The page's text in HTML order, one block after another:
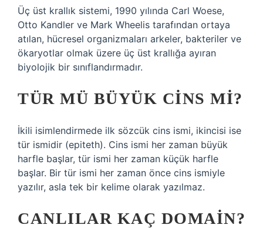
Üç üst krallık sistemi, 1990 yılında Carl Woese,
Otto Kandler ve Mark Wheelis tarafından ortaya
atılan, hücresel organizmaları arkeler, bakteriler ve
ökaryotlar olmak üzere üç üst krallığa ayıran
biyolojik bir sınıflandırmadır.
TÜR MÜ BÜYÜK CINS MI?
İkili isimlendirmede ilk sözcük cins ismi, ikincisi ise
tür ismidir (epiteth). Cins ismi her zaman büyük
harfle başlar, tür ismi her zaman küçük harfle
başlar. Bir tür ismi her zaman önce cins ismiyle
yazılır, asla tek bir kelime olarak yazılmaz.
CANLILAR KAÇ DOMAIN?